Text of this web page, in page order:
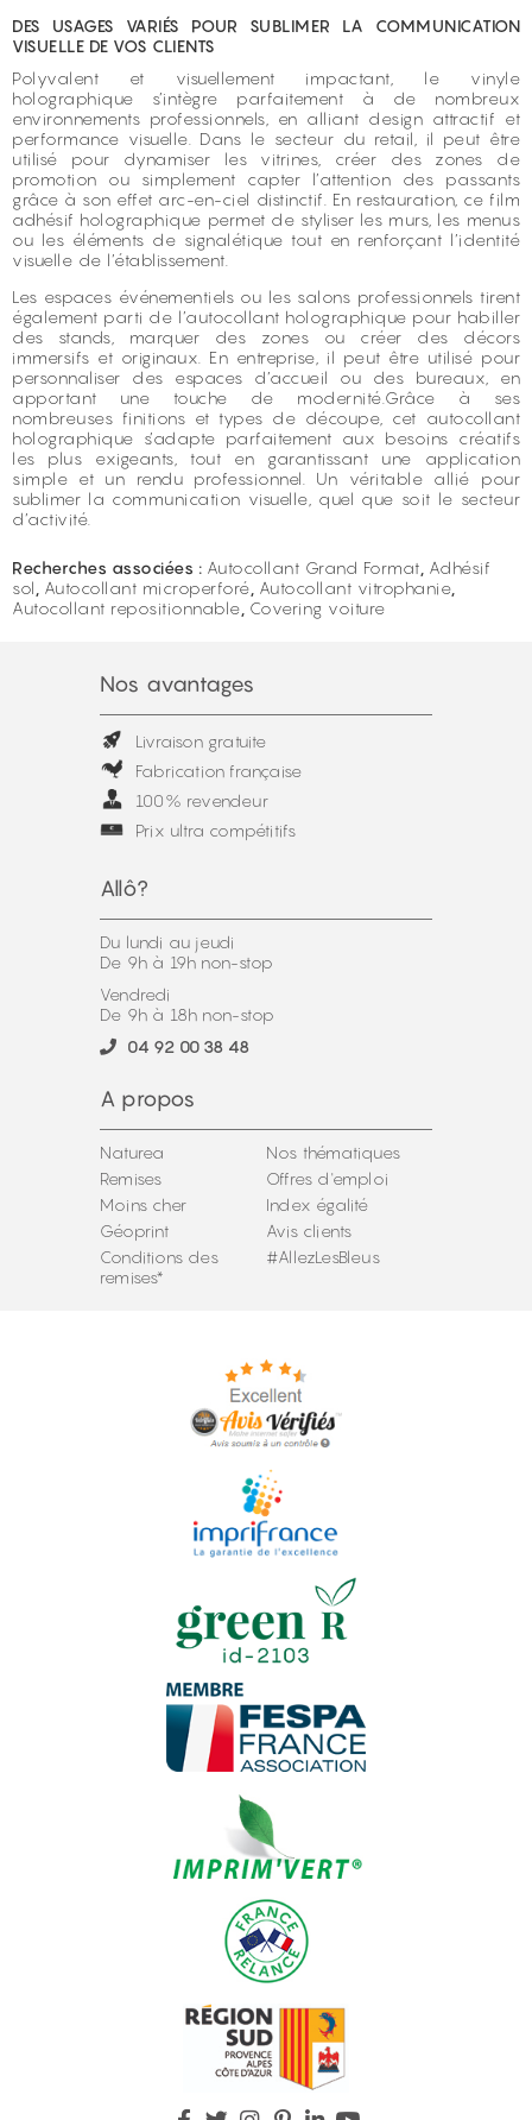
DES USAGES VARIÉS POUR SUBLIMER LA COMMUNICATION
VISUELLE DE VOS CLIENTS
Polyvalent et visuellement impactant, le vinyle
holographique s’intègre parfaitement à de nombreux
environnements professionnels, en alliant design attractif et
performance visuelle. Dans le secteur du retail, il peut être
utilisé pour dynamiser les vitrines, créer des zones de
promotion ou simplement capter l’attention des passants
grâce à son effet arc-en-ciel distinctif. En restauration, ce film
adhésif holographique permet de styliser les murs, les menus
ou les éléments de signalétique tout en renforçant l’identité
visuelle de l’établissement.
Les espaces événementiels ou les salons professionnels tirent
également parti de l’autocollant holographique pour habiller
des stands, marquer des zones ou créer des décors
immersifs et originaux. En entreprise, il peut être utilisé pour
personnaliser des espaces d’accueil ou des bureaux, en
apportant une touche de modernité.Grâce à ses
nombreuses finitions et types de découpe, cet autocollant
holographique s’adapte parfaitement aux besoins créatifs
les plus exigeants, tout en garantissant une application
simple et un rendu professionnel. Un véritable allié pour
sublimer la communication visuelle, quel que soit le secteur
d’activité.
Recherches associées : Autocollant Grand Format Adhésif
sol Autocollant microperforé Autocollant vitrophanie
Autocollant repositionnable Covering voiture
Nos avantages
Livraison gratuite
Fabrication française
100% revendeur
Prix ultra compétitifs
Allô?
Du lundi au jeudi
De 9h à 19h non-stop
Vendredi
De 9h à 18h non-stop
04 92 00 38 48
A propos
Naturea
Remises
Moins cher
Géoprint
Conditions des
remises*
Nos thématiques
Offres d'emploi
Index égalité
Avis clients
#AllezLesBleus